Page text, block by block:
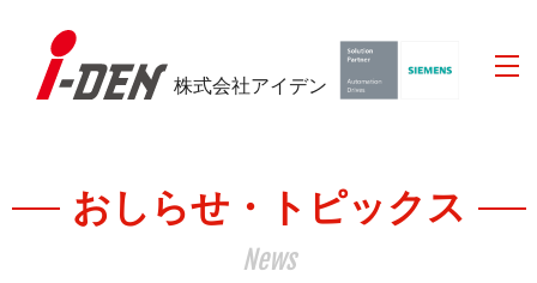
株式会社アイデン
おしらせ・トピックス
News